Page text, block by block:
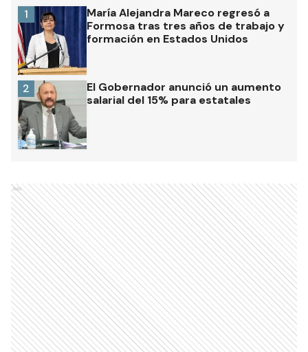
María Alejandra Mareco regresó a
Formosa tras tres años de trabajo y
formación en Estados Unidos
1
El Gobernador anunció un aumento
salarial del 15% para estatales
2
Ads